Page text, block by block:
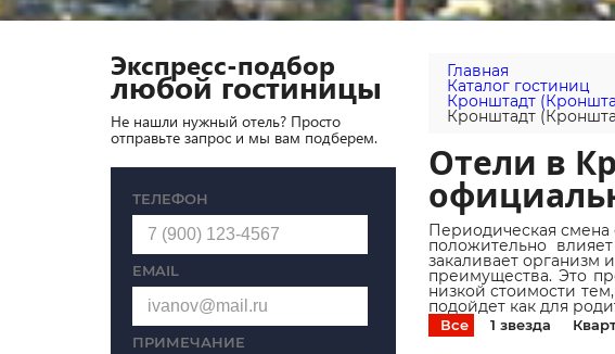
Главная
Каталог гостиниц
Кронштадт
Кронштадт
Отели в
Периодическая смена
положительно
закаливает организм
преимущества. Это
низкой стоимости
подойдет как для
Все 1 звезда
Экспресс-подбор
любой гостиницы
Не нашли нужный отель? Просто
отправьте запрос и мы вам подберем.
ТЕЛЕФОН
EMAIL
ПРИМЕЧАНИЕ